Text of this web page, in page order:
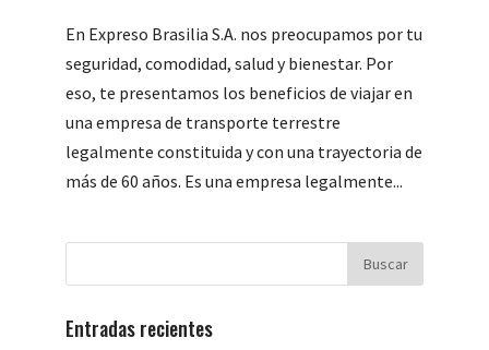
En Expreso Brasilia S.A. nos preocupamos por tu
seguridad, comodidad, salud y bienestar. Por
eso, te presentamos los beneficios de viajar en
una empresa de transporte terrestre
legalmente constituida y con una trayectoria de
más de 60 años. Es una empresa legalmente...
Entradas recientes